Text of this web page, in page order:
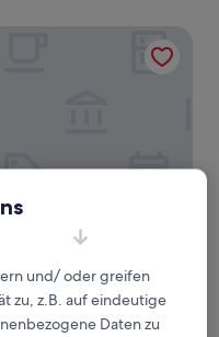
Oberseestraße entfernt
und/ oder greifen
zu, z.B. auf eindeutige
Daten zu